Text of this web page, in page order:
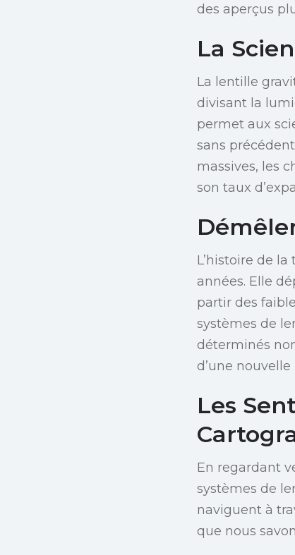
des aperçus
La
La lentille
divisant la
permet aux
sans
massives, les
son taux
L’histoire de
années. Elle
partir des
systèmes de
déterminés
d’une
Les
En regardant
systèmes de
naviguent à
que nous